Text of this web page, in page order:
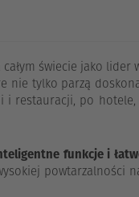
całym świecie jako lider
nie tylko parzą
restauracji, po hotele,
funkcje i
powtarzalności